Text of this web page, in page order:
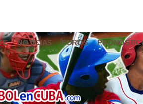
NOTICIAS FOROS